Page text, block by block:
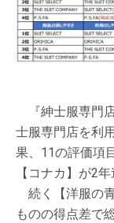
『紳士服専門
士服専門店を利
果、11の評価項
【コナカ】が2
続く【洋服の
ものの得点差で